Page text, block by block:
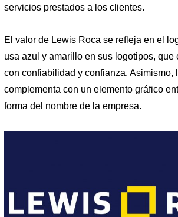
servicios prestados a los clientes.
El valor de Lewis Roca se refleja en el
usa azul y amarillo en sus logotipos, que
con confiabilidad y confianza. Asimismo,
complementa con un elemento gráfico
forma del nombre de la empresa.